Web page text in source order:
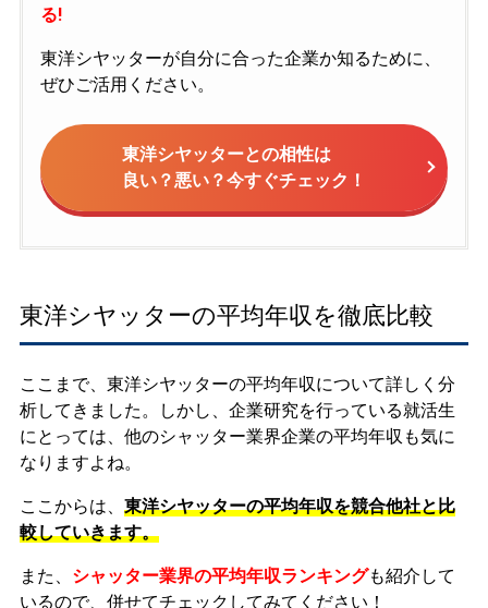
る!
東洋シヤッターが自分に合った企業か知るために、
ぜひご活用ください。
東洋シヤッターとの相性は
良い？悪い？今すぐチェック！
東洋シヤッターの平均年収を徹底比較
ここまで、東洋シヤッターの平均年収について詳しく分
析してきました。しかし、企業研究を行っている就活生
にとっては、他のシャッター業界企業の平均年収も気に
なりますよね。
ここからは、 東洋シヤッターの平均年収を競合他社と比
較していきます。
また、 シャッター業界の平均年収ランキングも紹介して
いるので、併せてチェックしてみてください！